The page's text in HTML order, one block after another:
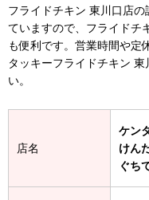
フライドチキン 東川口店
ていますので、フライドチ
も便利です。営業時間や定
タッキーフライドチキン
い。
店名
ケン
けん
ぐち